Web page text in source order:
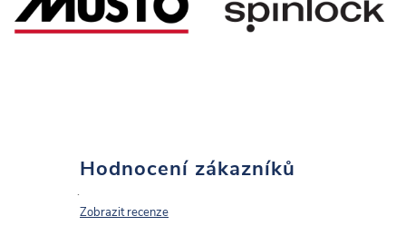
Hodnocení zákazníků
Zobrazit recenze